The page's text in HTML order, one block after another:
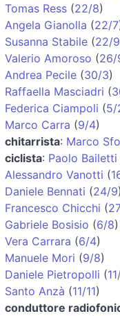
Tomas Ress (22/8)
Angela Gianolla (22/7
Susanna Stabile (22/9
Valerio Amoroso (26/
Andrea Pecile (30/3)
Raffaella Masciadri (
Federica Ciampoli (5/
Marco Carra (9/4)
chitarrista: Marco
ciclista: Paolo Bailetti
Alessandro Vanotti (
Daniele Bennati (24/9)
Francesco Chicchi (
Gabriele Bosisio (6/8)
Vera Carrara (6/4)
Manuele Mori (9/8)
Daniele Pietropolli (
Santo Anzà (11/11)
conduttore